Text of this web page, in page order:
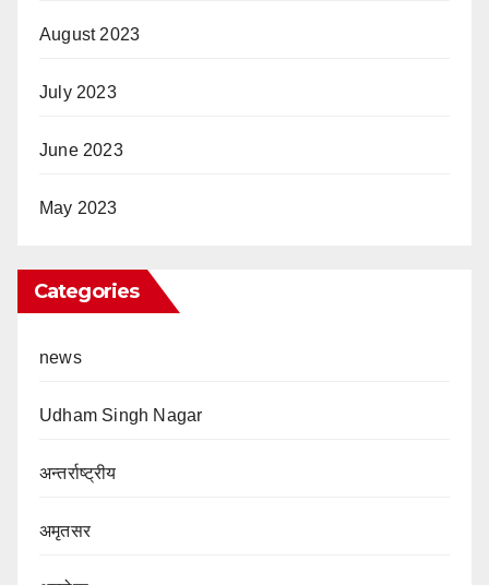
August 2023
July 2023
June 2023
May 2023
Categories
news
Udham Singh Nagar
अन्तर्राष्ट्रीय
अमृतसर